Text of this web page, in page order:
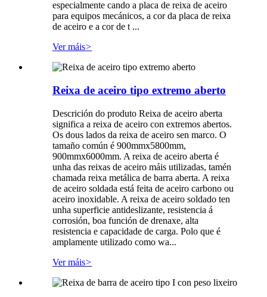
especialmente cando a placa de reixa de aceiro
para equipos mecánicos, a cor da placa de reixa
de aceiro e a cor de t ...
Ver máis>
Reixa de aceiro tipo extremo aberto
Descrición do produto Reixa de aceiro aberta
significa a reixa de aceiro con extremos abertos.
Os dous lados da reixa de aceiro sen marco. O
tamaño común é 900mmx5800mm,
900mmx6000mm. A reixa de aceiro aberta é
unha das reixas de aceiro máis utilizadas, tamén
chamada reixa metálica de barra aberta. A reixa
de aceiro soldada está feita de aceiro carbono ou
aceiro inoxidable. A reixa de aceiro soldado ten
unha superficie antideslizante, resistencia á
corrosión, boa función de drenaxe, alta
resistencia e capacidade de carga. Polo que é
amplamente utilizado como wa...
Ver máis>